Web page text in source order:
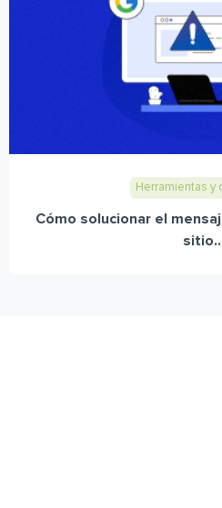
Herramientas y
Cómo solucionar el